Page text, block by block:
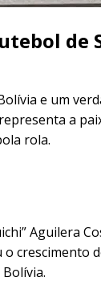
de
e um
a
rola.
Aguilera
o crescimento